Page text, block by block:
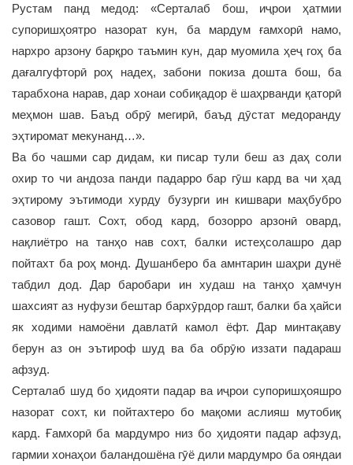
Рустам панд медод: «Серталаб бош, иҷрои ҳатмии
супоришҳоятро назорат кун, ба мардум ғамхорӣ намо,
нархро арзону барқро таъмин кун, дар муомила ҳеҷ гоҳ ба
дағалгуфторӣ роҳ надеҳ, забони покиза дошта бош, ба
тарабхона нарав, дар хонаи собиқадор ё шаҳрванди қаторӣ
меҳмон шав. Баъд обрӯ мегирӣ, баъд дӯстат медоранду
эҳтиромат мекунанд…».
Ва бо чашми сар дидам, ки писар тули беш аз даҳ соли
охир то чи андоза панди падарро бар гӯш кард ва чи ҳад
эҳтирому эътимоди хурду бузурги ин кишвари маҳбубро
сазовор гашт. Сохт, обод кард, бозорро арзонӣ овард,
нақлиётро на танҳо нав сохт, балки истеҳсолашро дар
пойтахт ба роҳ монд. Душанберо ба амнтарин шаҳри дунё
табдил дод. Дар баробари ин худаш на танҳо ҳамчун
шахсият аз нуфузи бештар бархӯрдор гашт, балки ба ҳайси
як ходими намоёни давлатӣ камол ёфт. Дар минтақаву
берун аз он эътироф шуд ва ба обрӯю иззати падараш
афзуд.
Серталаб шуд бо ҳидояти падар ва иҷрои супоришҳояшро
назорат сохт, ки пойтахтеро бо мақоми аслияш мутобиқ
кард. Ғамхорӣ ба мардумро низ бо ҳидояти падар афзуд,
гармии хонаҳои баландошёна гӯё дили мардумро ба ояндаи